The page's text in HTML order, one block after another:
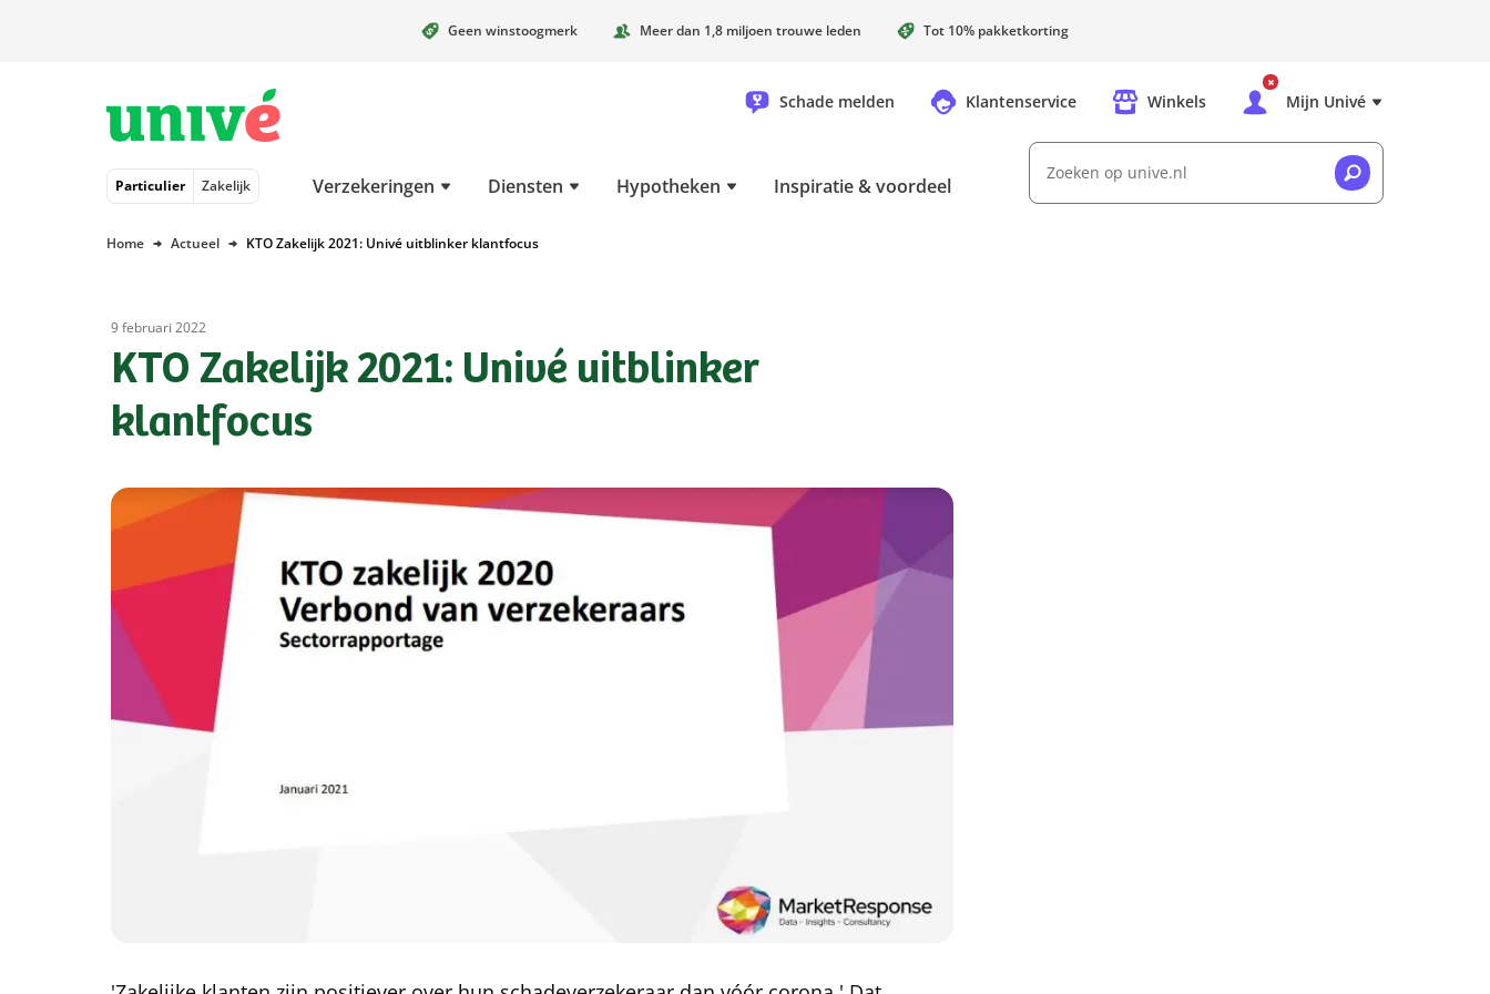
Geen winstoogmerk Meer dan 1,8 miljoen trouwe leden Tot 10% pakketkorting
Schade melden Klantenservice Winkels Mijn Univé
Particulier Zakelijk Verzekeringen Diensten Hypotheken Inspiratie & voordeel
Zoeken op unive.nl
Home Actueel KTO Zakelijk 2021: Univé uitblinker klantfocus
9 februari 2022
KTO Zakelijk 2021: Univé uitblinker
klantfocus